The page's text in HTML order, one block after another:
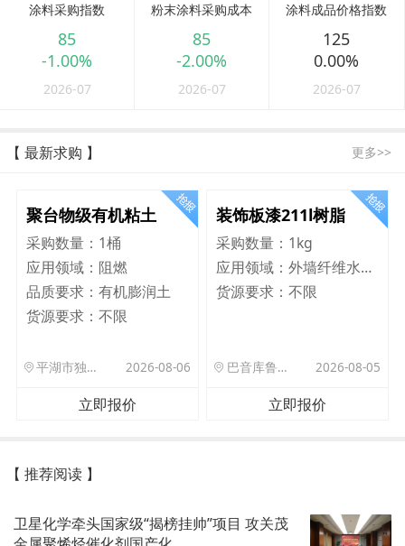
涂料采购指数
85
-1.00%
2026-07
粉末涂料采购成本
85
-2.00%
2026-07
涂料成品价格指数
125
0.00%
2026-07
【 最新求购 】 更多>>
聚台物级有机粘土
采购数量： 1桶
应用领域： 阻燃
品质要求： 有机膨润土
货源要求： 不限
平湖市独山港镇集港路 589 号 2026-08-06
立即报价
装饰板漆211l树脂
采购数量： 1kg
应用领域：
外墙纤维水泥板
货源要求：不限
巴音库鲁提镇,托帕口岸六号库房 2026-08-05
立即报价
【 推荐阅读 】
卫星化学牵头国家级“揭榜挂帅”项目 攻关茂